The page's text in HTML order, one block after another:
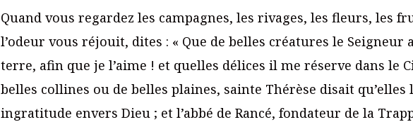
Quand vous regardez les campagnes, les rivages, les fleurs, les
l’odeur vous réjouit, dites : « Que de belles créatures le Seigneur
terre, afin que je l’aime ! et quelles délices il me réserve dans le
belles collines ou de belles plaines, sainte Thérèse disait
ingratitude envers Dieu ; et l’abbé de Rancé, fondateur de la